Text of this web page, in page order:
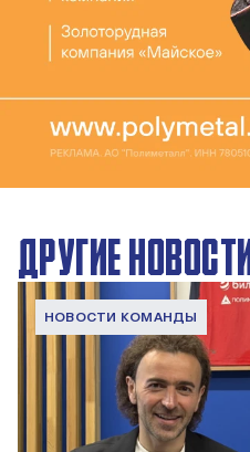
ДРУГИЕ НОВОСТИ
НОВОСТИ КОМАНДЫ